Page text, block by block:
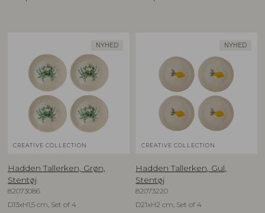
NYHED
CREATIVE COLLECTION
Hadden Tallerken, Grøn,
Stentøj
82073086
D13xH1,5 cm, Set of 4
NYHED
CREATIVE COLLECTION
Hadden Tallerken, Gul,
Stentøj
82073220
D21xH2 cm, Set of 4